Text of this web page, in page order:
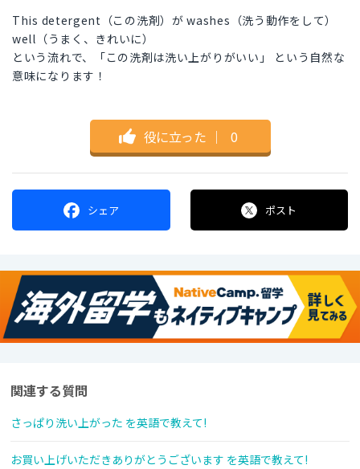
This detergent（この洗剤）が washes（洗う動作をして）
well（うまく、きれいに）
という流れで、「この洗剤は洗い上がりがいい」 という自然な
意味になります！
役に立った ｜ 0
シェア ポスト
関連する質問
さっぱり洗い上がった を英語で教えて!
お買い上げいただきありがとうございます を英語で教えて!